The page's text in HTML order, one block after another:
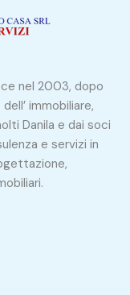
nel 2003, dopo
immobiliare,
Danila e dai soci
e servizi in